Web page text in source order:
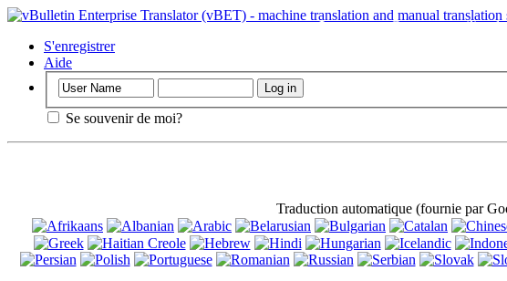
Important: Cette page utilise
S'enregistrer
Aide
Se souvenir de moi?
Traduction automatique (fournie par